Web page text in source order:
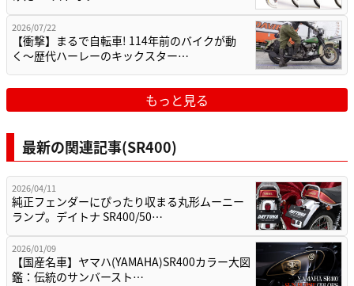
2026/07/22
【衝撃】まるで自転車! 114年前のバイクが動
く〜歴代ハーレーのキックスター…
もっと見る
最新の関連記事(SR400)
2026/04/11
純正フェンダーにぴったり収まる丸形ムーニー
ランプ。デイトナ SR400/50…
2026/01/09
【国産名車】ヤマハ(YAMAHA)SR400カラー大図
鑑：伝統のサンバースト…